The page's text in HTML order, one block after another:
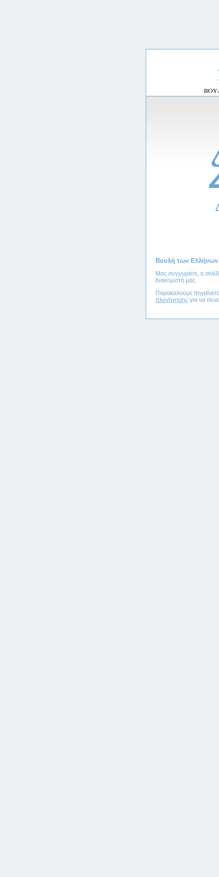
Βουλή των Ελλήνων
Μας συγχωρείτε, η
διακομιστή μας.
Παρακαλούμε
πλογήγησης για να